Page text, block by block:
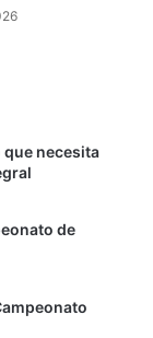
que necesita
de